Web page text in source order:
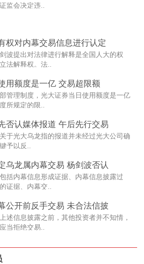
监会决定违..
权对内幕交易信息进行认定
波提出对法律进行解释是全国人大的权
法解释权。法..
用额度是一亿 交易超限额
管理制度，光大证券当日使用额度是一亿
所规定的限..
否认媒体报道 午后先行交易
于光大乌龙指的报道并未经过光大公司确
予以反..
乌龙属内幕交易 杨剑波否认
括内幕信息形成证据、内幕信息披露过
证据、内幕交..
公开前反手交易 未合法信披
述信息披露之前，其他投资者并不知情，
当拒绝交易..